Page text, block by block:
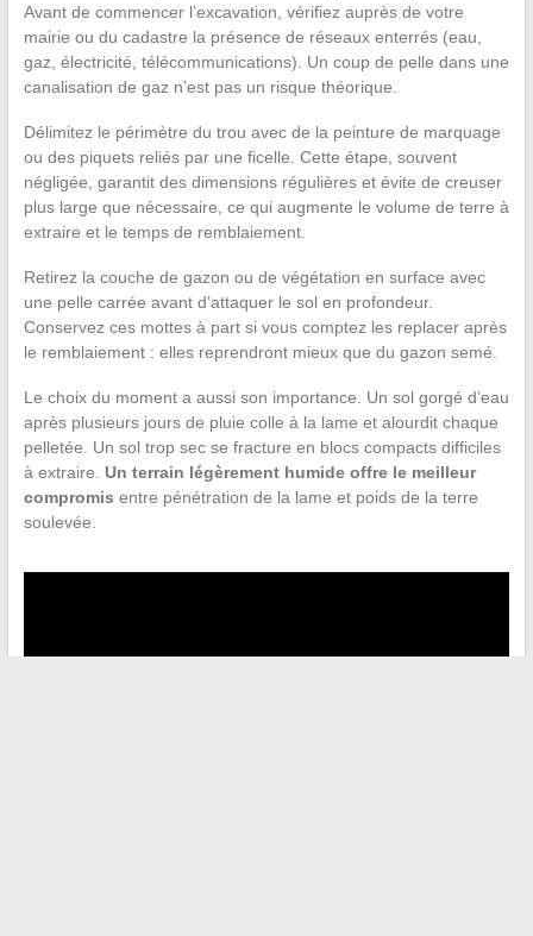
Avant de commencer l’excavation, vérifiez auprès de votre
mairie ou du cadastre la présence de réseaux enterrés (eau,
gaz, électricité, télécommunications). Un coup de pelle dans une
canalisation de gaz n’est pas un risque théorique.
Délimitez le périmètre du trou avec de la peinture de marquage
ou des piquets reliés par une ficelle. Cette étape, souvent
négligée, garantit des dimensions régulières et évite de creuser
plus large que nécessaire, ce qui augmente le volume de terre à
extraire et le temps de remblaiement.
Retirez la couche de gazon ou de végétation en surface avec
une pelle carrée avant d’attaquer le sol en profondeur.
Conservez ces mottes à part si vous comptez les replacer après
le remblaiement : elles reprendront mieux que du gazon semé.
Le choix du moment a aussi son importance. Un sol gorgé d’eau
après plusieurs jours de pluie colle à la lame et alourdit chaque
pelletée. Un sol trop sec se fracture en blocs compacts difficiles
à extraire. Un terrain légèrement humide offre le meilleur
compromis entre pénétration de la lame et poids de la terre
soulevée.